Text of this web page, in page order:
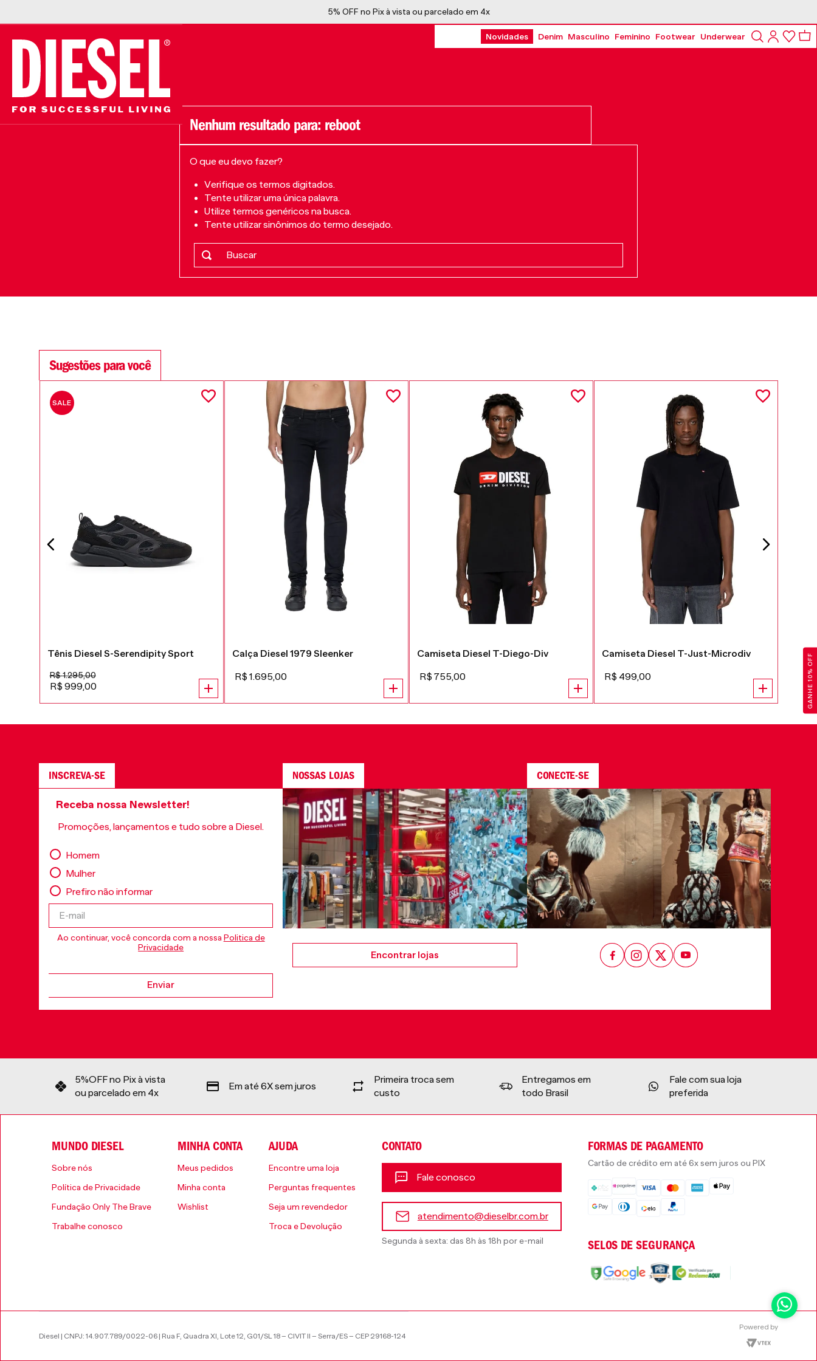
GANHE 10% OFF
5% OFF no Pix à vista ou parcelado em 4x
Novidades Denim Masculino Feminino Footwear Underwear
reboot
O que eu devo fazer?
Verifique os termos digitados.
Tente utilizar uma única palavra.
Utilize termos genéricos na busca.
Tente utilizar sinônimos do termo desejado.
Buscar
Sugestões para você
SALE
Tênis Diesel S-Serendipity Sport
R$1.295,00
R$ 999,00
Calça Diesel 1979 Sleenker
R$ 1.695,00
Camiseta Diesel T-Diego-Div
R$ 755,00
Camiseta Diesel T-Just-Microdiv
R$ 499,00
INSCREVA-SE
Receba nossa Newsletter!
Promoções, lançamentos e tudo sobre a Diesel.
Homem
Mulher
Prefiro não informar
Ao continuar, você concorda com a nossa Politica de
Privacidade
Enviar
NOSSAS LOJAS
Encontrar lojas
CONECTE-SE
5%OFF no Pix à vista
ou parcelado em 4x
Em até 6X sem juros
Primeira troca sem
custo
Entregamos em
todo Brasil
Fale com sua loja
preferida
MUNDO DIESEL
Sobre nós
Política de Privacidade
Fundação Only The Brave
Trabalhe conosco
MINHA CONTA
Meus pedidos
Minha conta
Wishlist
AJUDA
Encontre uma loja
Perguntas frequentes
Seja um revendedor
Troca e Devolução
CONTATO
Fale conosco
atendimento@dieselbr.com.br
Segunda à sexta: das 8h às 18h por e-mail
FORMAS DE PAGAMENTO
Cartão de crédito em até 6x sem juros ou PIX
SELOS DE SEGURANÇA
Diesel | CNPJ: 14.907.789/0022-06 | Rua F, Quadra XI, Lote 12, G01/SL 18 – CIVIT II – Serra/ES – CEP 29168-124